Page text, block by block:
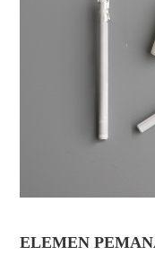
ELEMEN